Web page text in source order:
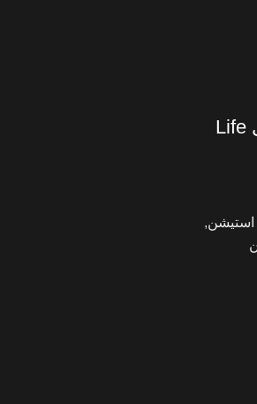
اکانت قانونی بازی Life
استیشن,